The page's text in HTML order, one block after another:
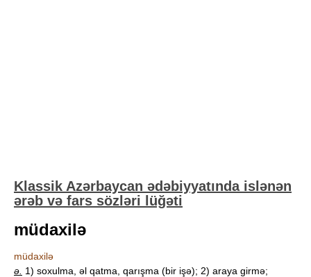
Klassik Azərbaycan ədəbiyyatında islənən
ərəb və fars sözləri lüğəti
müdaxilə
müdaxilə
ə. 1) soxulma, əl qatma, qarışma (bir işə); 2) araya girmə;